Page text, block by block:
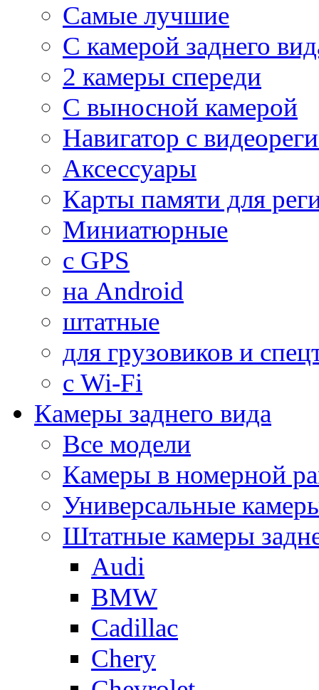
Самые лучшие
С камерой заднего
2 камеры спереди
С выносной камерой
Навигатор с
Аксессуары
Карты памяти для
Миниатюрные
с GPS
на Android
штатные
для грузовиков и
с Wi-Fi
Камеры заднего вида
Все модели
Камеры в номерной
Универсальные
Штатные камеры
Audi
BMW
Cadillac
Chery